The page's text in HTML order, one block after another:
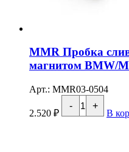
MMR Пробка
магнитом BMW/
Арт.: MMR03-0504
2.520 ₽
-
Количество
товара
MMR
+
В